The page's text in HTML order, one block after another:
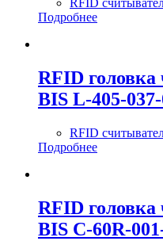
RFID
Подробнее
RFID
BIS L-405-
RFID
Подробнее
RFID
BIS C-60R-